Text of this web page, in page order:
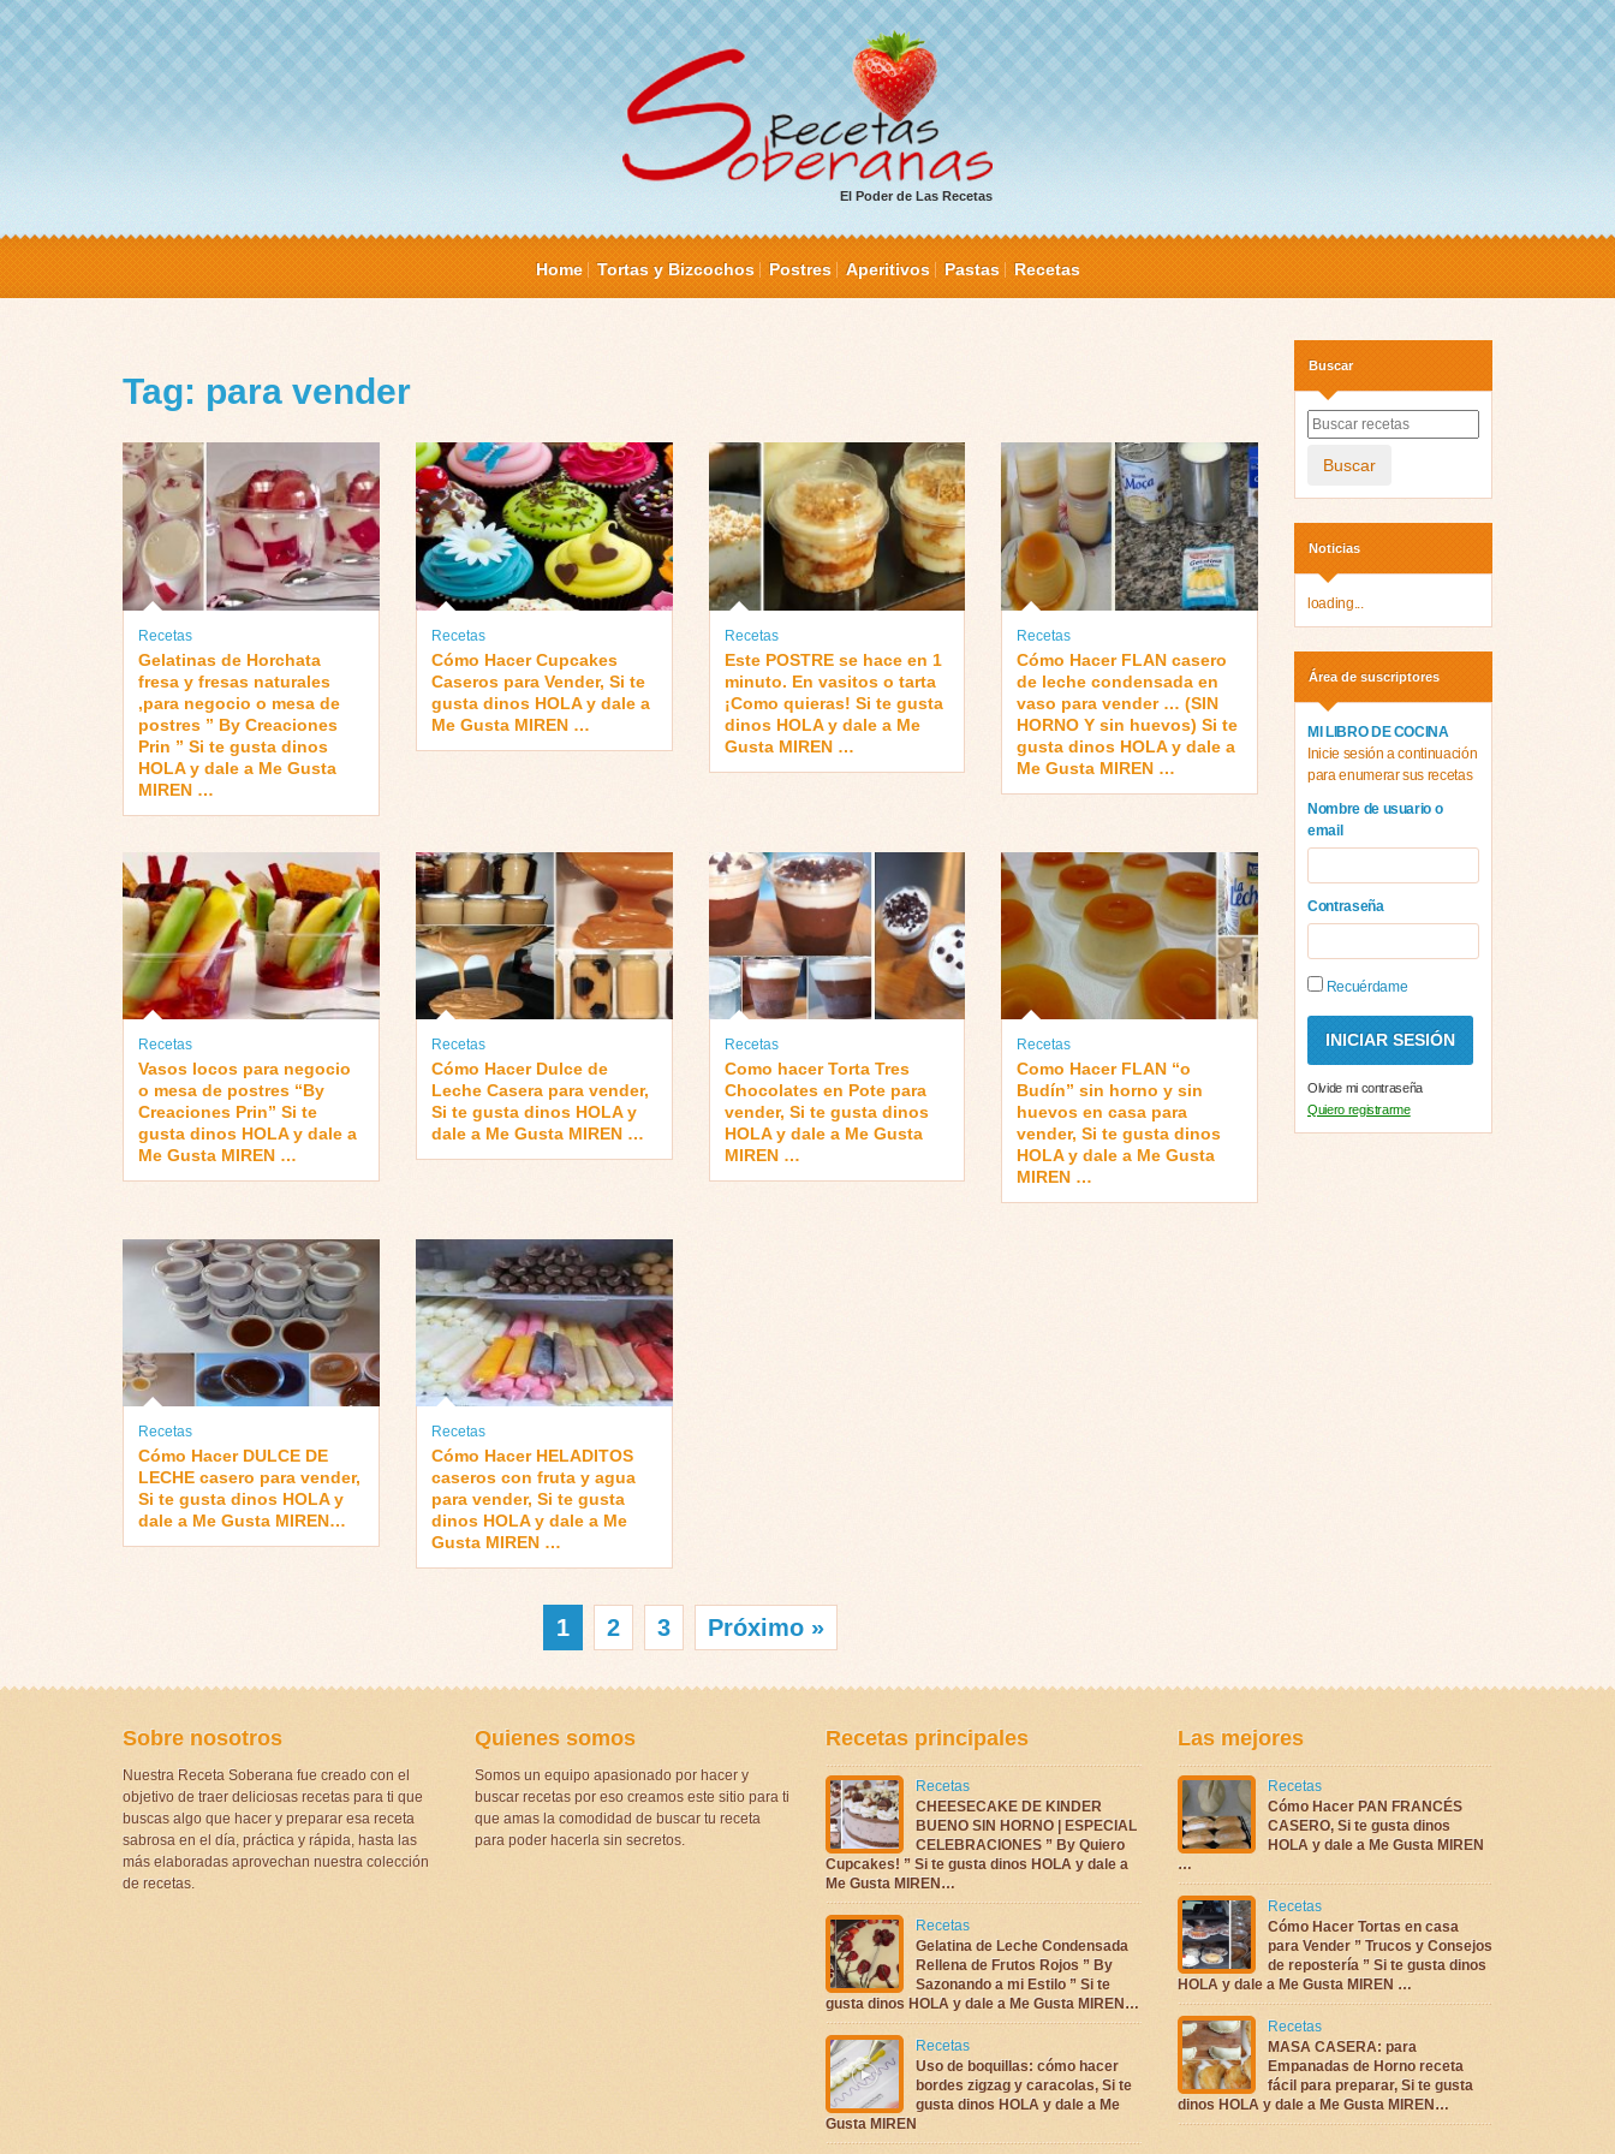
El Poder de Las Recetas
Home Tortas y Bizcochos Postres Aperitivos Pastas Recetas
Tag: para vender
Recetas
Gelatinas de Horchata
fresa y fresas naturales
,para negocio o mesa de
postres ” By Creaciones
Prin ” Si te gusta dinos
HOLA y dale a Me Gusta
MIREN …
Recetas
Cómo Hacer Cupcakes
Caseros para Vender, Si te
gusta dinos HOLA y dale a
Me Gusta MIREN …
Recetas
Este POSTRE se hace en 1
minuto. En vasitos o tarta
¡Como quieras! Si te gusta
dinos HOLA y dale a Me
Gusta MIREN …
Recetas
Cómo Hacer FLAN casero
de leche condensada en
vaso para vender … (SIN
HORNO Y sin huevos) Si te
gusta dinos HOLA y dale a
Me Gusta MIREN …
Recetas
Vasos locos para negocio
o mesa de postres “By
Creaciones Prin” Si te
gusta dinos HOLA y dale a
Me Gusta MIREN …
Recetas
Cómo Hacer Dulce de
Leche Casera para vender,
Si te gusta dinos HOLA y
dale a Me Gusta MIREN …
Recetas
Como hacer Torta Tres
Chocolates en Pote para
vender, Si te gusta dinos
HOLA y dale a Me Gusta
MIREN …
Recetas
Como Hacer FLAN “o
Budín” sin horno y sin
huevos en casa para
vender, Si te gusta dinos
HOLA y dale a Me Gusta
MIREN …
Recetas
Cómo Hacer DULCE DE
LECHE casero para vender,
Si te gusta dinos HOLA y
dale a Me Gusta MIREN…
Recetas
Cómo Hacer HELADITOS
caseros con fruta y agua
para vender, Si te gusta
dinos HOLA y dale a Me
Gusta MIREN …
1 2 3 Próximo »
Buscar
Buscar
Noticias
loading...
Área de suscriptores
MI LIBRO DE COCINA
Inicie sesión a continuación
para enumerar sus recetas
Nombre de usuario o
email
Contraseña
Recuérdame
Olvide mi contraseña
Quiero registrarme
Sobre nosotros
Nuestra Receta Soberana fue creado con el
objetivo de traer deliciosas recetas para ti que
buscas algo que hacer y preparar esa receta
sabrosa en el día, práctica y rápida, hasta las
más elaboradas aprovechan nuestra colección
de recetas.
Quienes somos
Somos un equipo apasionado por hacer y
buscar recetas por eso creamos este sitio para ti
que amas la comodidad de buscar tu receta
para poder hacerla sin secretos.
Recetas principales
Recetas
CHEESECAKE DE KINDER
BUENO SIN HORNO | ESPECIAL
CELEBRACIONES ” By Quiero
Cupcakes! ” Si te gusta dinos HOLA y dale a
Me Gusta MIREN…
Recetas
Gelatina de Leche Condensada
Rellena de Frutos Rojos ” By
Sazonando a mi Estilo ” Si te
gusta dinos HOLA y dale a Me Gusta MIREN…
Recetas
Uso de boquillas: cómo hacer
bordes zigzag y caracolas, Si te
gusta dinos HOLA y dale a Me
Gusta MIREN
Las mejores
Recetas
Cómo Hacer PAN FRANCÉS
CASERO, Si te gusta dinos
HOLA y dale a Me Gusta MIREN
…
Recetas
Cómo Hacer Tortas en casa
para Vender ” Trucos y Consejos
de repostería ” Si te gusta dinos
HOLA y dale a Me Gusta MIREN …
Recetas
MASA CASERA: para
Empanadas de Horno receta
fácil para preparar, Si te gusta
dinos HOLA y dale a Me Gusta MIREN…